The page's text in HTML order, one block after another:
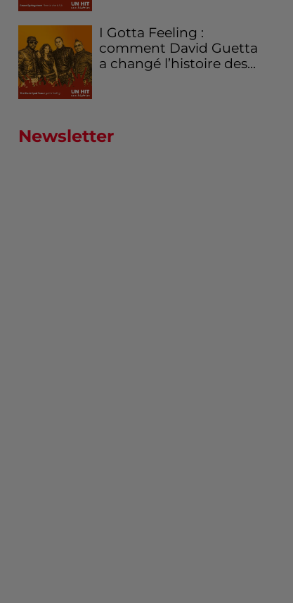
I Gotta Feeling :
comment David Guetta
a changé l’histoire des...
Newsletter